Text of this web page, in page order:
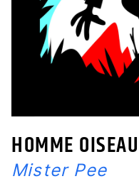
HOMME OISEAU
Mister Pee